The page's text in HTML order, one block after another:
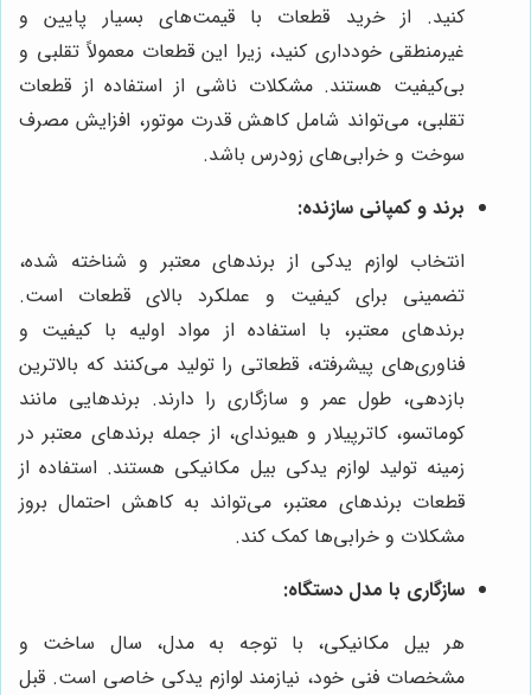
کنید. از خرید قطعات با قیمت‌های بسیار پایین و
غیرمنطقی خودداری کنید، زیرا این قطعات معمولاً تقلبی و
بی‌کیفیت هستند. مشکلات ناشی از استفاده از قطعات
تقلبی، می‌تواند شامل کاهش قدرت موتور، افزایش مصرف
سوخت و خرابی‌های زودرس باشد.
برند و کمپانی سازنده:
انتخاب لوازم یدکی از برندهای معتبر و شناخته شده،
تضمینی برای کیفیت و عملکرد بالای قطعات است.
برندهای معتبر، با استفاده از مواد اولیه با کیفیت و
فناوری‌های پیشرفته، قطعاتی را تولید می‌کنند که بالاترین
بازدهی، طول عمر و سازگاری را دارند. برندهایی مانند
کوماتسو، کاترپیلار و هیوندای، از جمله برندهای معتبر در
زمینه تولید لوازم یدکی بیل مکانیکی هستند. استفاده از
قطعات برندهای معتبر، می‌تواند به کاهش احتمال بروز
مشکلات و خرابی‌ها کمک کند.
سازگاری با مدل دستگاه:
هر بیل مکانیکی، با توجه به مدل، سال ساخت و
مشخصات فنی خود، نیازمند لوازم یدکی خاصی است. قبل